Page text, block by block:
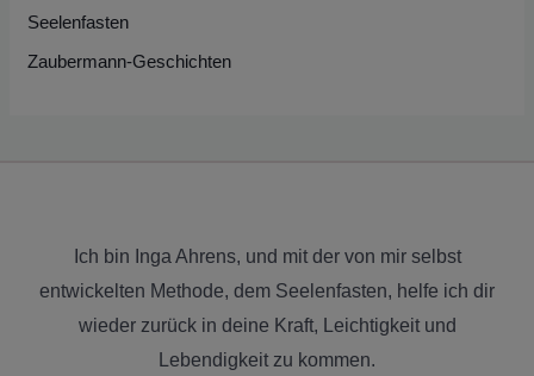
Seelenfasten
Zaubermann-Geschichten
Ich bin Inga Ahrens, und mit der von mir selbst
entwickelten Methode, dem Seelenfasten, helfe ich dir
wieder zurück in deine Kraft, Leichtigkeit und
Lebendigkeit zu kommen.